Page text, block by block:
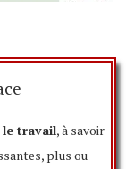
travail, à savoir
plus ou